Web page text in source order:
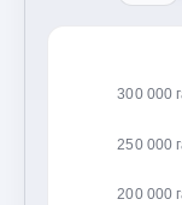
200 000
250 000
300 000